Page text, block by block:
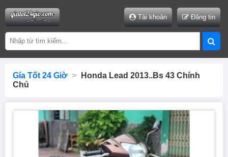
Tài khoản Đăng tin
Gía Tốt 24 Giờ >
Honda Lead 2013..bs 43 Chính
Chủ